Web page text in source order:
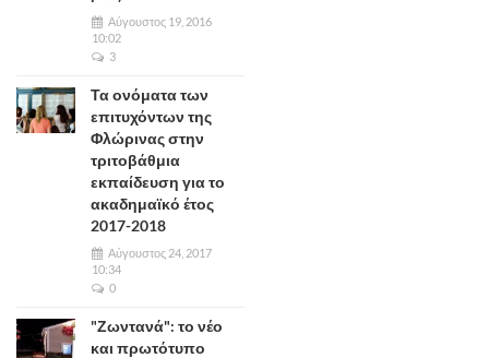
Αύγουστος 19, 2016
10:02
3
Τα ονόματα των
επιτυχόντων της
Φλώρινας στην
τριτοβάθμια
εκπαίδευση για το
ακαδημαϊκό έτος
2017-2018
Αύγουστος 24, 2017
10:34
0
"Ζωντανά": το νέο
και πρωτότυπο